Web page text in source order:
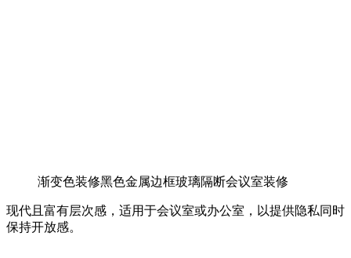
渐变色装修黑色金属边框玻璃隔断会议室装修
现代且富有层次感，适用于会议室或办公室，以提供隐私同时
保持开放感。